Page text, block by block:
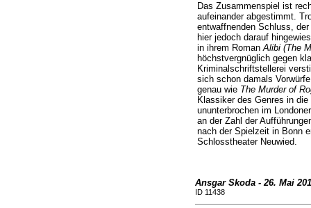
Das Zusammenspiel ist
aufeinander abgestimmt.
entwaffnenden Schluss,
hier jedoch darauf
in ihrem RomanAlibi (The
höchstvergnüglich gegen
Kriminalschriftstellerei
sich schon damals
genau wie The Murder of
Klassiker des Genres in
ununterbrochen im
an der Zahl der
nach der Spielzeit in Bonn
Schlosstheater Neuwied.
Ansgar Skoda - 26. Mai
ID 11438